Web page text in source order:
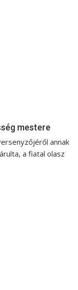
mestere
annak
a fiatal olasz